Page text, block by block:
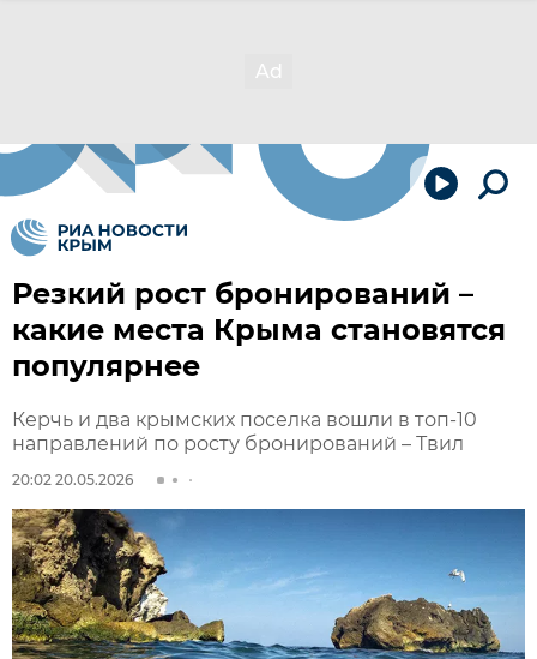
Резкий рост бронирований –
какие места Крыма становятся
популярнее
Керчь и два крымских поселка вошли в топ-10
направлений по росту бронирований – Твил
20:02 20.05.2026